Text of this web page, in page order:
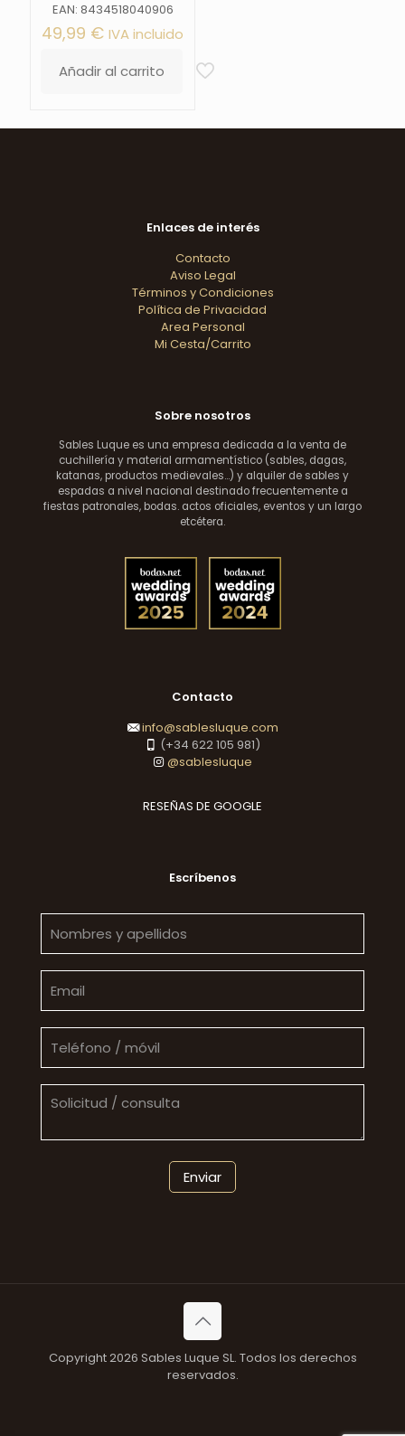
EAN: 8434518040906
49,99 € IVA incluido
Añadir al carrito
Enlaces de interés
Contacto
Aviso Legal
Términos y Condiciones
Política de Privacidad
Area Personal
Mi Cesta/Carrito
Sobre nosotros
Sables Luque es una empresa dedicada a la venta de
cuchillería y material armamentístico (sables, dagas,
katanas, productos medievales...) y alquiler de sables y
espadas a nivel nacional destinado frecuentemente a
fiestas patronales, bodas. actos oficiales, eventos y un largo
etcétera.
Contacto
info@sablesluque.com
(+34 622 105 981)
@sablesluque
RESEÑAS DE GOOGLE
Escríbenos
Copyright 2026 Sables Luque SL. Todos los derechos
reservados.